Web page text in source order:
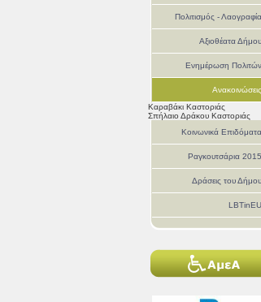
Πολιτισμός - Λαογραφία
Αξιοθέατα Δήμου
Ενημέρωση Πολιτών
Ανακοινώσεις
Καραβάκι Καστοριάς
Σπήλαιο Δράκου Καστοριάς
Κοινωνικά Επιδόματα
Ραγκουτσάρια 2015
Δράσεις του Δήμου
LBTinEU